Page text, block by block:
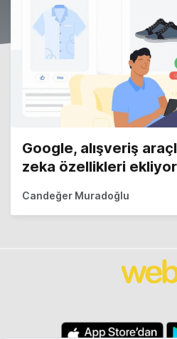
Google, alışveriş
zeka özellikleri ekliyor
Candeğer Muradoğlu